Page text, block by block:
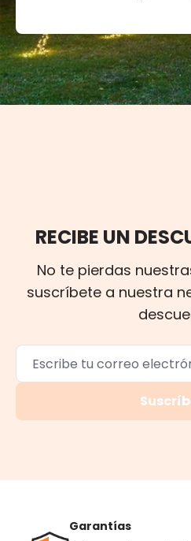
RECIBE UN
No te pierdas
suscríbete a nuestra
Garantías